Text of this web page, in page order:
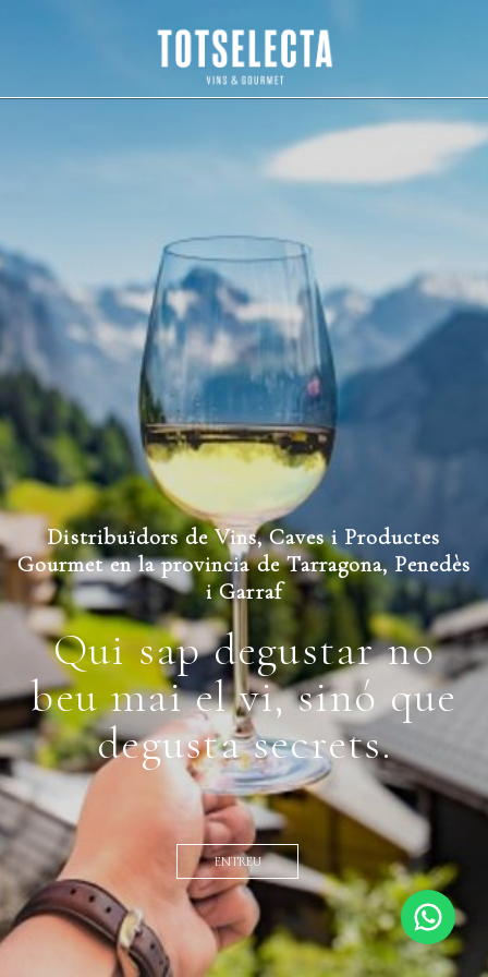
Distribuïdors de Vins, Caves i Productes
Gourmet en la provincia de Tarragona, Penedès
i Garraf
Qui sap degustar no
beu mai el vi, sinó que
degusta secrets.
ENTREU